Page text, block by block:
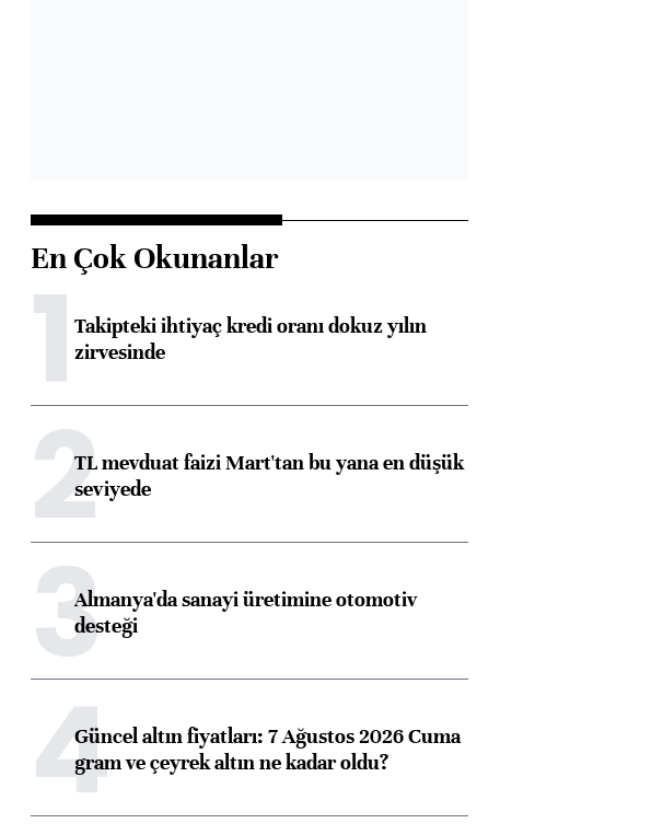
En Çok Okunanlar
1Takipteki ihtiyaç kredi oranı dokuz yılın
zirvesinde
2TL mevduat faizi Mart'tan bu yana en düşük
seviyede
3Almanya'da sanayi üretimine otomotiv
desteği
4Güncel altın fiyatları: 7 Ağustos 2026 Cuma
gram ve çeyrek altın ne kadar oldu?